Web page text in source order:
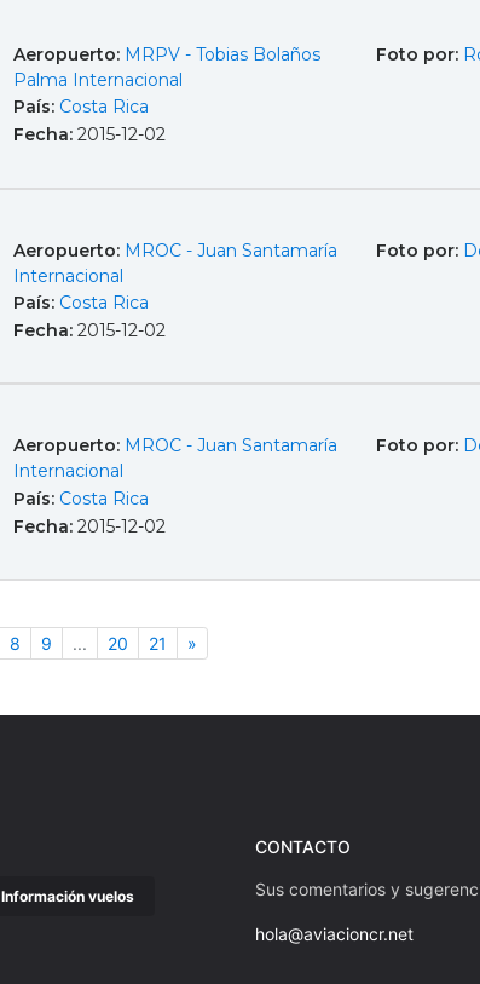
Aeropuerto: MRPV - Tobias Bolaños
Palma Internacional
País: Costa Rica
Fecha: 2015-12-02
Foto por:
Aeropuerto: MROC - Juan Santamaría
Internacional
País: Costa Rica
Fecha: 2015-12-02
Foto por:
Aeropuerto: MROC - Juan Santamaría
Internacional
País: Costa Rica
Fecha: 2015-12-02
Foto por:
8 9 ... 20 21 »Siguiente
Información vuelos
CONTACTO
Sus comentarios y
hola@aviacioncr.net